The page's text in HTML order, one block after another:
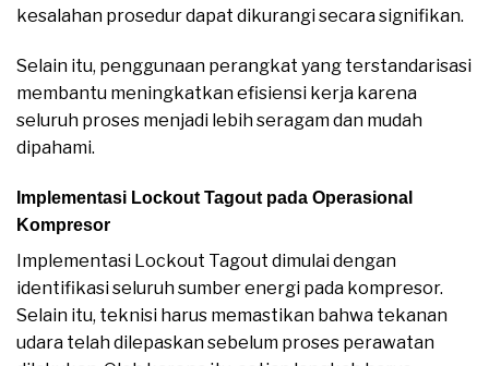
kesalahan prosedur dapat dikurangi secara signifikan.
Selain itu, penggunaan perangkat yang terstandarisasi
membantu meningkatkan efisiensi kerja karena
seluruh proses menjadi lebih seragam dan mudah
dipahami.
Implementasi Lockout Tagout pada Operasional
Kompresor
Implementasi Lockout Tagout dimulai dengan
identifikasi seluruh sumber energi pada kompresor.
Selain itu, teknisi harus memastikan bahwa tekanan
udara telah dilepaskan sebelum proses perawatan